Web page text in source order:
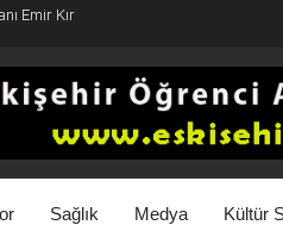
Emir Kır
Sağlık Medya Kültür